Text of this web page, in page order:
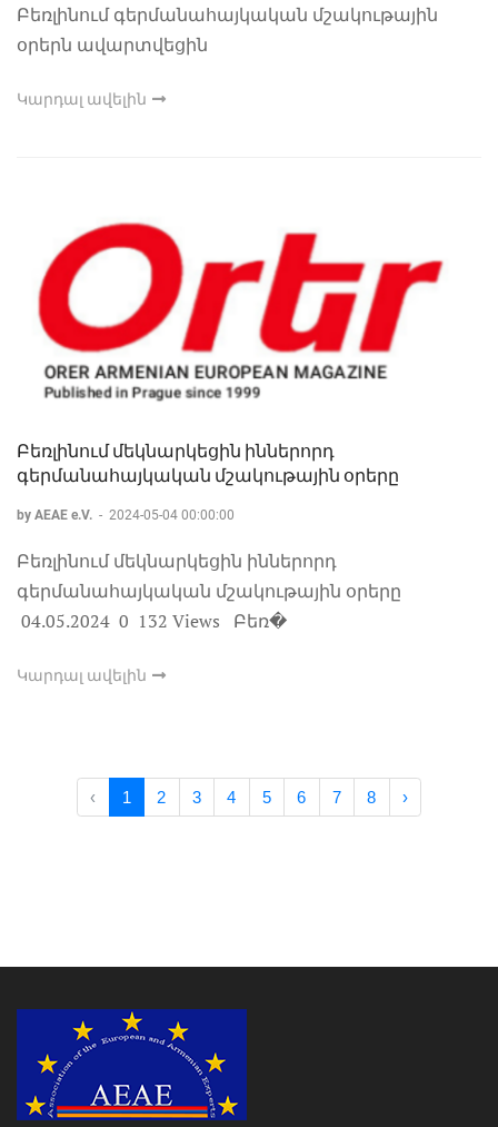
Բեռլինում գերմանահայկական մշակութային
օրերն ավարտվեցին
Կարդալ ավելին
Բեռլինում մեկնարկեցին իններորդ
գերմանահայկական մշակութային օրերը
by AEAE e.V. - 2024-05-04 00:00:00
Բեռլինում մեկնարկեցին իններորդ
գերմանահայկական մշակութային օրերը
04.05.2024 0 132 Views Բեռ�
Կարդալ ավելին
‹ 1 2 3 4 5 6 7 8 ›